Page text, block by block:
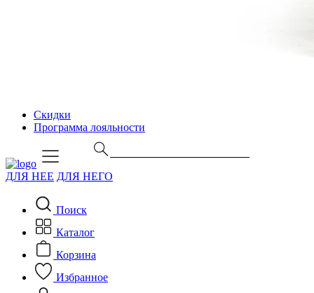
Скидки
Программа лояльности
ДЛЯ НЕЕ ДЛЯ НЕГО
Поиск
Каталог
Корзина
Избранное